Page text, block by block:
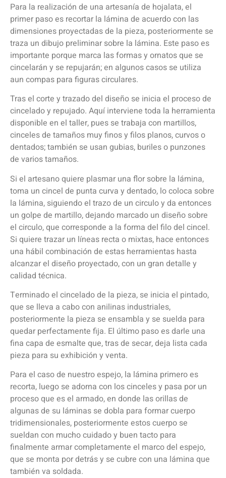
Para la realización de una artesanía de hojalata, el
primer paso es recortar la lámina de acuerdo con las
dimensiones proyectadas de la pieza, posteriormente se
traza un dibujo preliminar sobre la lámina. Este paso es
importante porque marca las formas y ornatos que se
cincelarán y se repujarán; en algunos casos se utiliza
aun compas para figuras circulares.
Tras el corte y trazado del diseño se inicia el proceso de
cincelado y repujado. Aquí interviene toda la herramienta
disponible en el taller, pues se trabaja con martillos,
cinceles de tamaños muy finos y filos planos, curvos o
dentados; también se usan gubias, buriles o punzones
de varios tamaños.
Si el artesano quiere plasmar una flor sobre la lámina,
toma un cincel de punta curva y dentado, lo coloca sobre
la lámina, siguiendo el trazo de un circulo y da entonces
un golpe de martillo, dejando marcado un diseño sobre
el circulo, que corresponde a la forma del filo del cincel.
Si quiere trazar un líneas recta o mixtas, hace entonces
una hábil combinación de estas herramientas hasta
alcanzar el diseño proyectado, con un gran detalle y
calidad técnica.
Terminado el cincelado de la pieza, se inicia el pintado,
que se lleva a cabo con anilinas industriales,
posteriormente la pieza se ensambla y se suelda para
quedar perfectamente fija. El último paso es darle una
fina capa de esmalte que, tras de secar, deja lista cada
pieza para su exhibición y venta.
Para el caso de nuestro espejo, la lámina primero es
recorta, luego se adorna con los cinceles y pasa por un
proceso que es el armado, en donde las orillas de
algunas de su láminas se dobla para formar cuerpo
tridimensionales, posteriormente estos cuerpo se
sueldan con mucho cuidado y buen tacto para
finalmente armar completamente el marco del espejo,
que se monta por detrás y se cubre con una lámina que
también va soldada.